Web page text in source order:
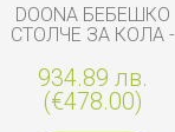
DOONA БЕБЕШКО
СТОЛЧЕ ЗА КОЛА -
934.89 лв.
(€478.00)